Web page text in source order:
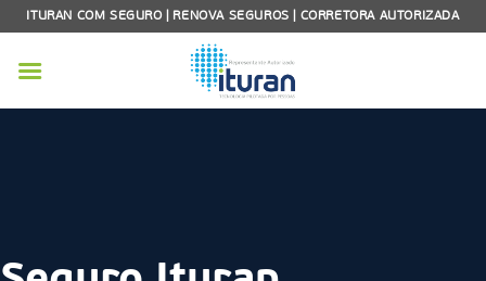
Skip
content
ITURAN COM SEGURO | RENOVA SEGUROS | CORRETORA AUTORIZADA